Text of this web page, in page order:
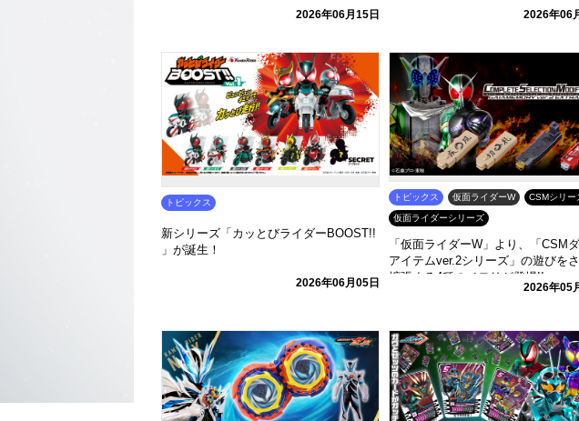
2026年06月15日 2026年06
トピックス
新シリーズ「カッとびライダーBOOST!!
」が誕生！
2026年06月05日
トピックス 仮面ライダーW CSMシリー
仮面ライダーシリーズ
「仮面ライダーW」より、「CSM
アイテムver.2シリーズ」の遊びをさ
拡張する4種のメモリが登場!!
2026年05